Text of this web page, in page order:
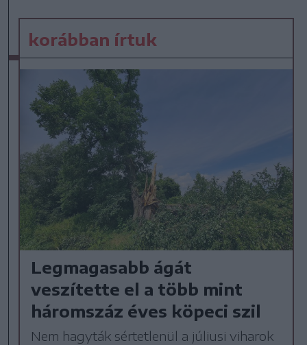
korábban írtuk
Legmagasabb ágát
veszítette el a több mint
háromszáz éves köpeci szil
Nem hagyták sértetlenül a júliusi viharok